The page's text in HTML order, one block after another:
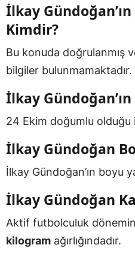
İlkay
Kimdir?
Bu konuda doğrulanmış
bilgiler bulunmamaktadır.
İlkay
24 Ekim doğumlu olduğu
İlkay Gündoğan
İlkay Gündoğan’ın boyu
İlkay Gündoğan
Aktif futbolculuk
kilogram ağırlığındadır.